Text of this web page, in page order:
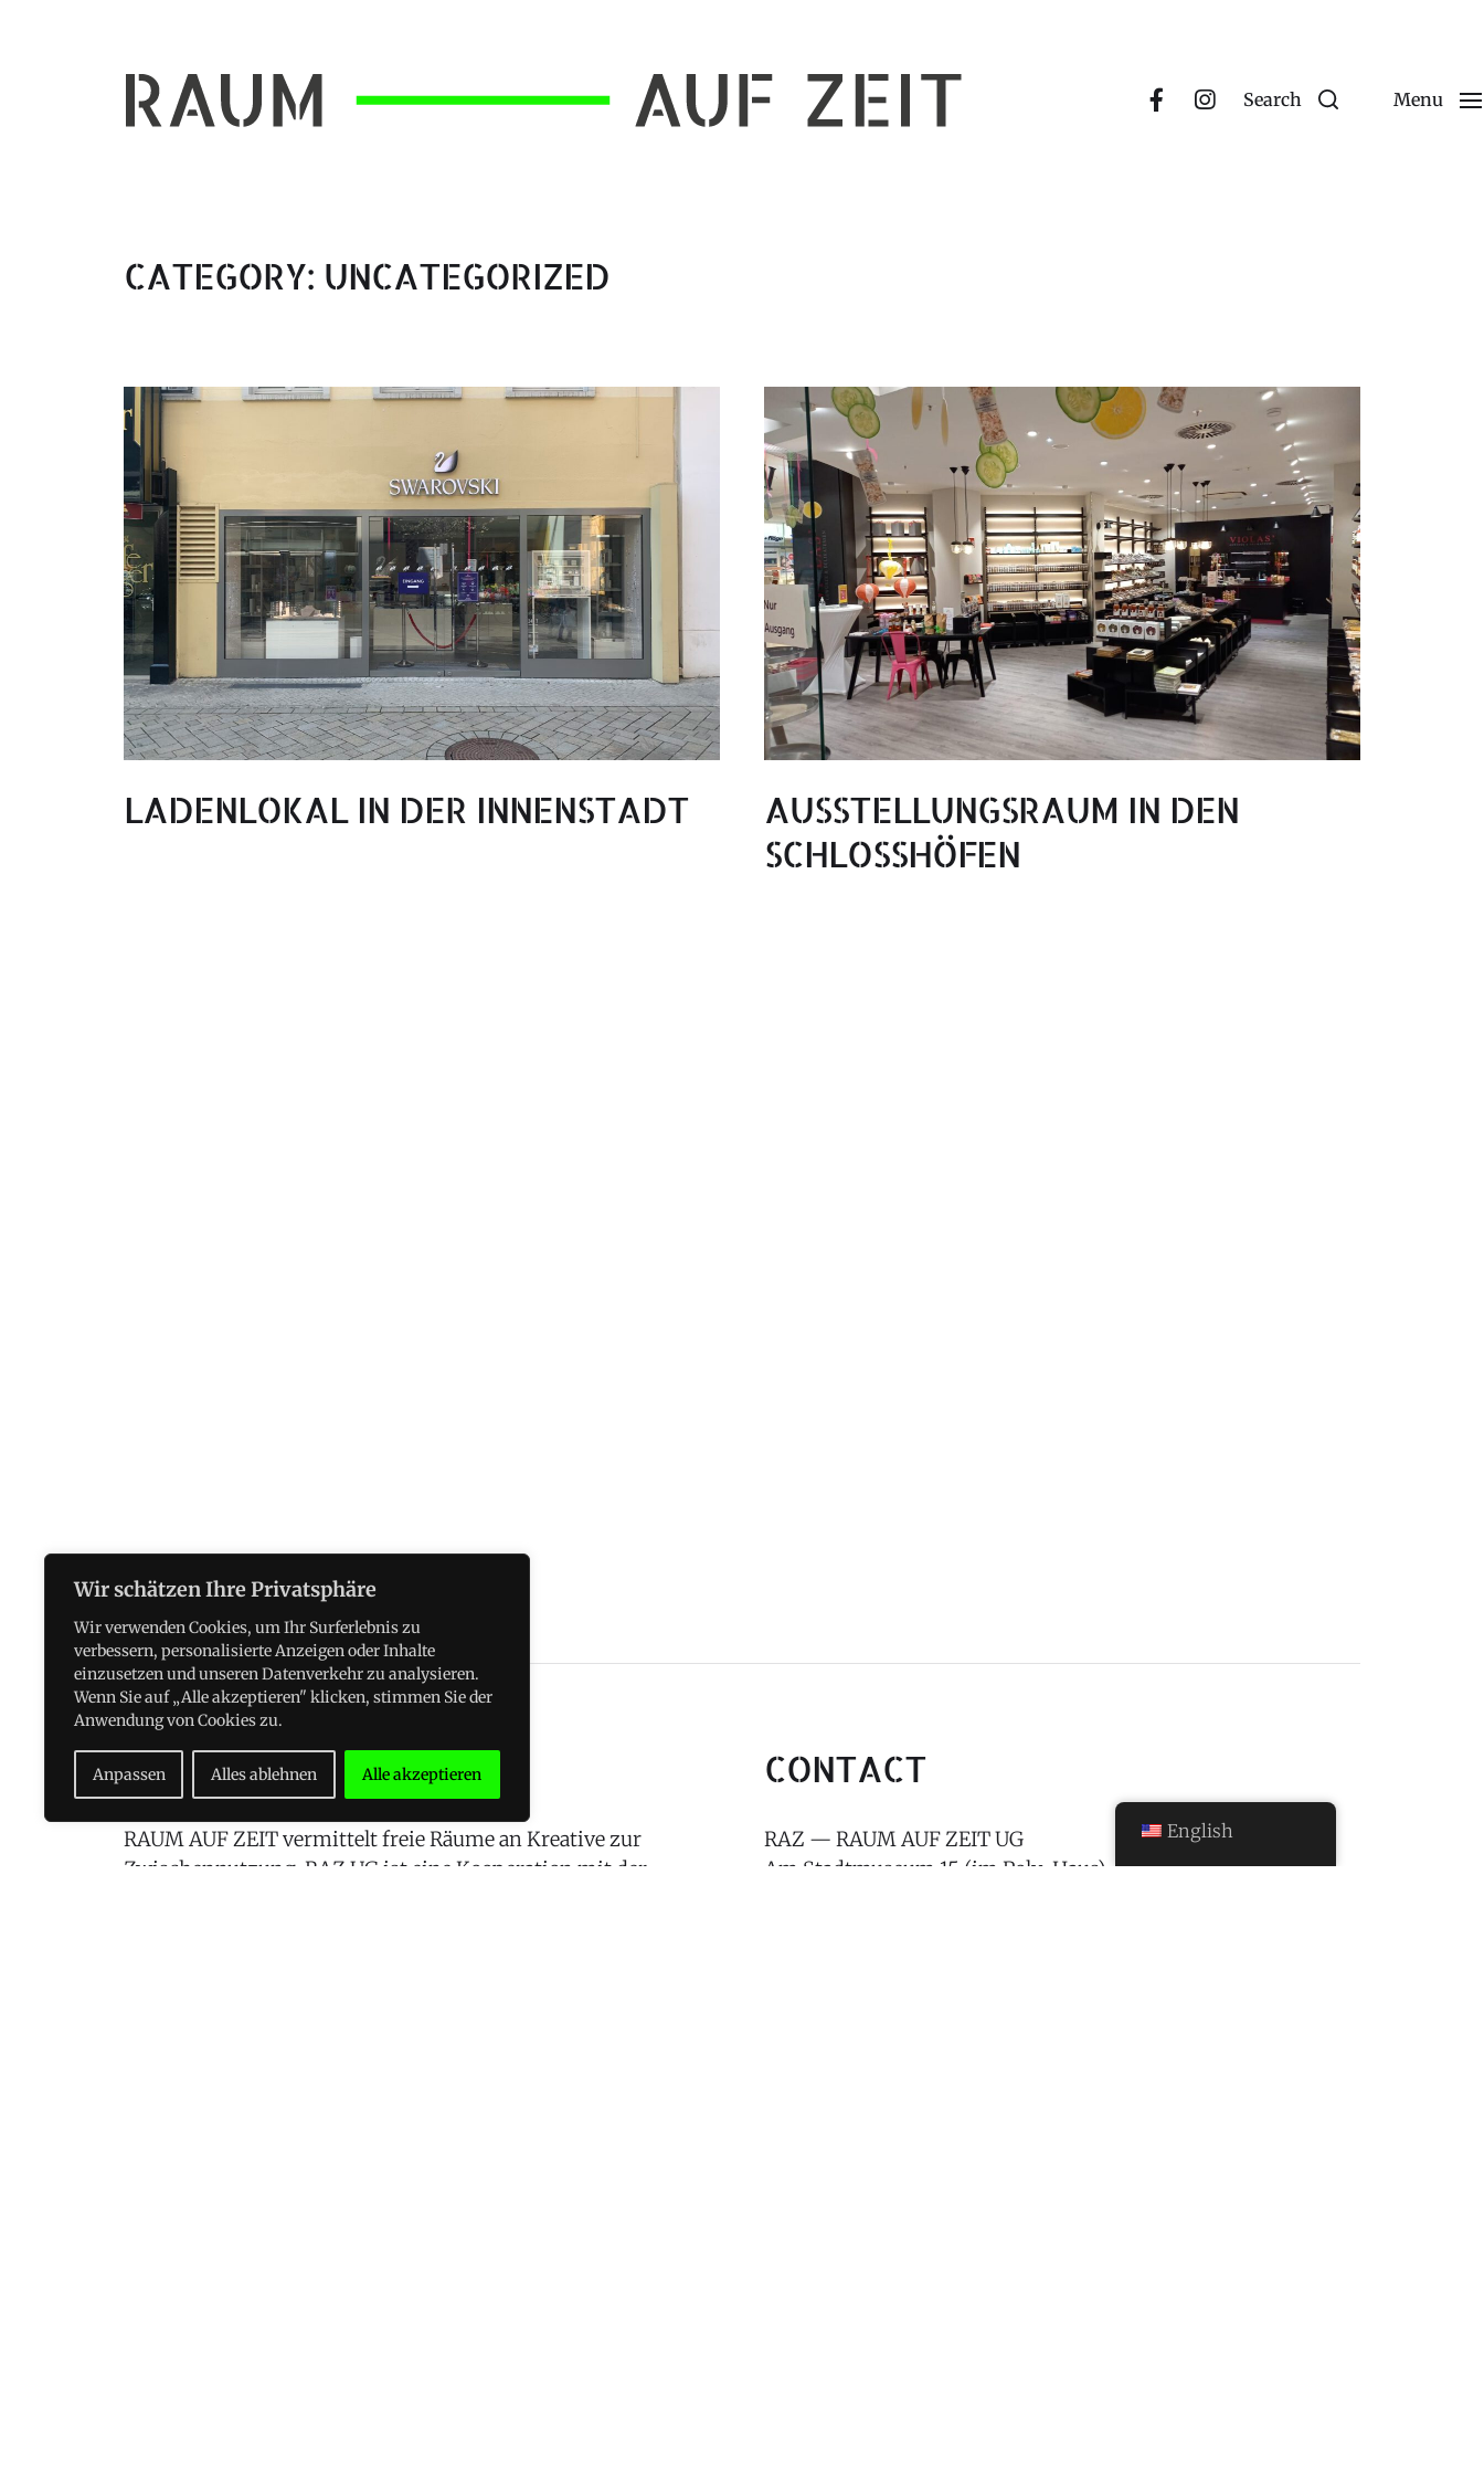
Wir schätzen Ihre Privatsphäre
Wir verwenden Cookies, um Ihr Surferlebnis zu
verbessern, personalisierte Anzeigen oder Inhalte
einzusetzen und unseren Datenverkehr zu analysieren.
Wenn Sie auf „Alle akzeptieren" klicken, stimmen Sie der
Anwendung von Cookies zu.
Anpassen Alles ablehnen Alle akzeptieren
kreative Zwischennutzung in Oldenburg Search Menu
CATEGORY: UNCATEGORIZED
LADENLOKAL IN DER INNENSTADT
AUSSTELLUNGSRAUM IN DEN
SCHLOSSHÖFEN
RAZ — RAUM AUF ZEIT
RAUM AUF ZEIT vermittelt freie Räume an Kreative zur
Zwischennutzung. RAZ UG ist eine Kooperation mit der
CONTACT
RAZ — RAUM AUF ZEIT UG
Am Stadtmuseum 15 (im Poly-Haus)
English